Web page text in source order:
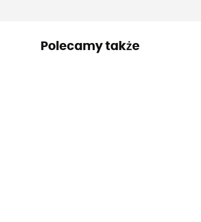
Polecamy także